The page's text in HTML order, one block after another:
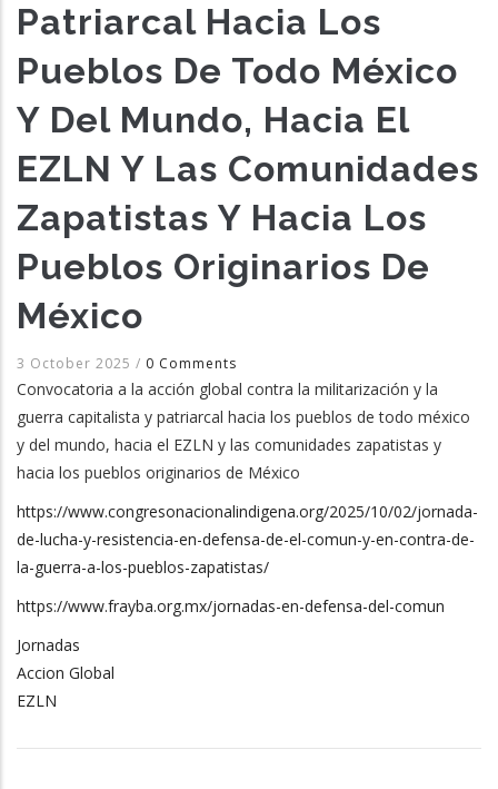
Patriarcal Hacia Los
Pueblos De Todo México
Y Del Mundo, Hacia El
EZLN Y Las Comunidades
Zapatistas Y Hacia Los
Pueblos Originarios De
México
3 October 2025 / 0 Comments
Convocatoria a la acción global contra la militarización y la
guerra capitalista y patriarcal hacia los pueblos de todo méxico
y del mundo, hacia el EZLN y las comunidades zapatistas y
hacia los pueblos originarios de México
https://www.congresonacionalindigena.org/2025/10/02/jornada-
de-lucha-y-resistencia-en-defensa-de-el-comun-y-en-contra-de-
la-guerra-a-los-pueblos-zapatistas/
https://www.frayba.org.mx/jornadas-en-defensa-del-comun
Jornadas
Accion Global
EZLN